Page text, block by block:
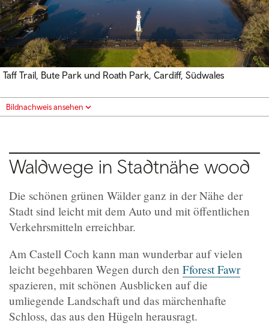
Taff Trail, Bute Park und Roath Park, Cardiff, Südwales
Bildnachweis ansehen
Waldwege in Stadtnähe wood
Die schönen grünen Wälder ganz in der Nähe der
Stadt sind leicht mit dem Auto und mit öffentlichen
Verkehrsmitteln erreichbar.
Am Castell Coch kann man wunderbar auf vielen
leicht begehbaren Wegen durch den Fforest Fawr
spazieren, mit schönen Ausblicken auf die
umliegende Landschaft und das märchenhafte
Schloss, das aus den Hügeln herausragt.